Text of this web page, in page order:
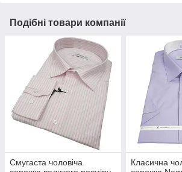
Подібні товари компанії
Смугаста чоловіча
Класична